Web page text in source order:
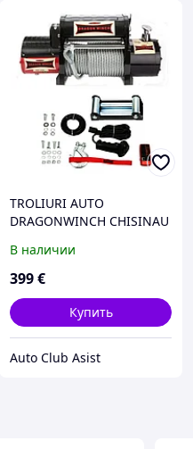
TROLIURI AUTO
DRAGONWINCH CHISINAU
www.dragonwinch.md,
www.autoclub.md // авто
В наличии
399€
Купить
Auto Club Asist